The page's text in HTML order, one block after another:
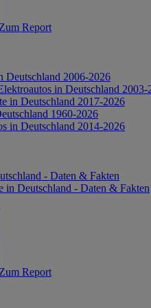
Zum Report
Deutschland 2006-2026
in Deutschland 2003-
in Deutschland 2017-2026
1960-2026
in Deutschland 2014-2026
- Daten & Fakten
in Deutschland - Daten & Fakten
Zum Report